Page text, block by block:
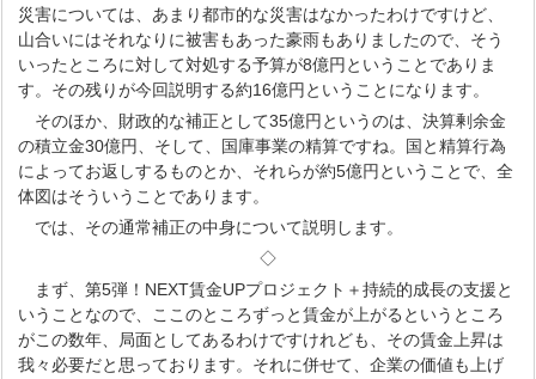
災害については、あまり都市的な災害はなかったわけですけど、
山合いにはそれなりに被害もあった豪雨もありましたので、そう
いったところに対して対処する予算が8億円ということでありま
す。その残りが今回説明する約16億円ということになります。
そのほか、財政的な補正として35億円というのは、決算剰余金
の積立金30億円、そして、国庫事業の精算ですね。国と精算行為
によってお返しするものとか、それらが約5億円ということで、全
体図はそういうことであります。
では、その通常補正の中身について説明します。
◇
まず、第5弾！NEXT賃金UPプロジェクト＋持続的成長の支援と
いうことなので、ここのところずっと賃金が上がるというところ
がこの数年、局面としてあるわけですけれども、その賃金上昇は
我々必要だと思っております。それに併せて、企業の価値も上げ